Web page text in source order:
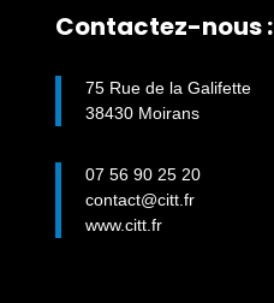
Contactez-nous :
75 Rue de la Galifette
38430 Moirans
07 56 90 25 20
contact@citt.fr
www.citt.fr